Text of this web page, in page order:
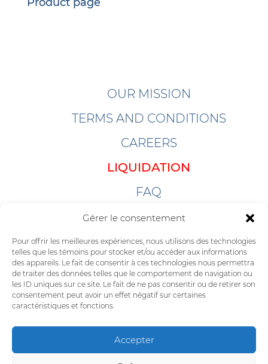
Gérer le consentement
Pour offrir les meilleures expériences, nous utilisons des technologies
telles que les témoins pour stocker et/ou accéder aux informations
des appareils. Le fait de consentir à ces technologies nous permettra
de traiter des données telles que le comportement de navigation ou
les ID uniques sur ce site. Le fait de ne pas consentir ou de retirer son
consentement peut avoir un effet négatif sur certaines
caractéristiques et fonctions.
Accepter
OUR MISSION
TERMS AND CONDITIONS
CAREERS
LIQUIDATION
FAQ
LINKS
SOFTWARE
CONTACT